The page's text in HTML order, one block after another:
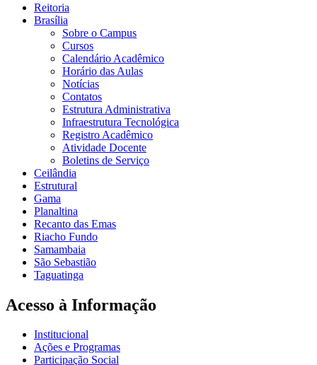
Reitoria
Brasília
Sobre o Campus
Cursos
Calendário Acadêmico
Horário das Aulas
Notícias
Contatos
Estrutura Administrativa
Infraestrutura Tecnológica
Registro Acadêmico
Atividade Docente
Boletins de Serviço
Ceilândia
Estrutural
Gama
Planaltina
Recanto das Emas
Riacho Fundo
Samambaia
São Sebastião
Taguatinga
Acesso à Informação
Institucional
Ações e Programas
Participação Social